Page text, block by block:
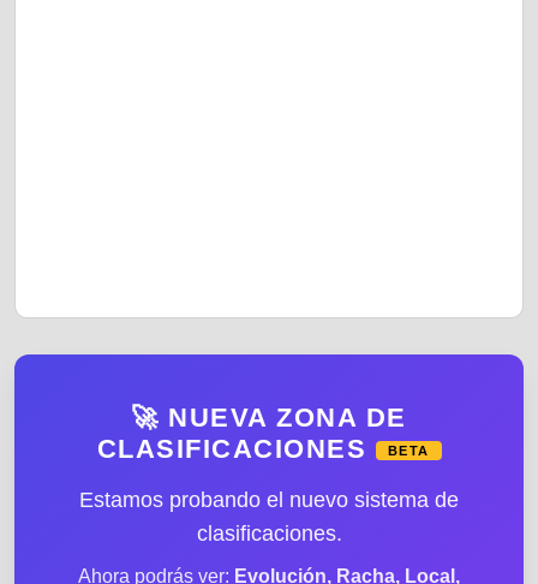
🚀 NUEVA ZONA DE
CLASIFICACIONES
BETA
Estamos probando el nuevo sistema de
clasificaciones.
Ahora podrás ver: Evolución, Racha, Local,